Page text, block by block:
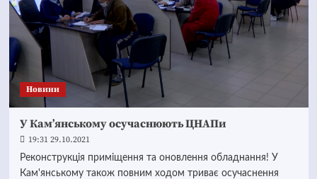
Новини
У Кам’янському осучаснюють ЦНАПи
19:31 29.10.2021
Реконструкція приміщення та оновлення обладнання! У
Кам'янському також повним ходом триває осучаснення